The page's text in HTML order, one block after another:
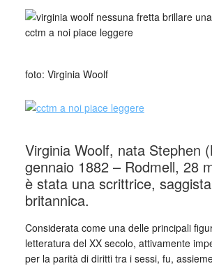
foto: Virginia Woolf
Virginia Woolf, nata Stephen
gennaio 1882 – Rodmell, 28
è stata una scrittrice,
britannica.
Considerata come una delle principali
letteratura del XX secolo, attivamente
per la parità di diritti tra i sessi, fu,